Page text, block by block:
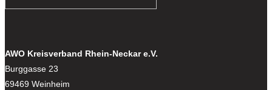
AWO Kreisverband Rhein-Neckar e.V.
Burggasse 23
69469 Weinheim